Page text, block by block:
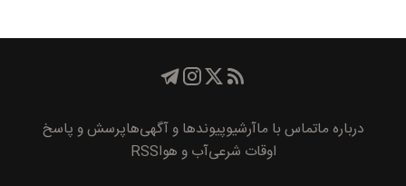
درباره ماتماس با ماآرشیوپیوند‌ها و آگهی‌هاپرسش و پاسخ
اوقات شرعیآب و هواRSS